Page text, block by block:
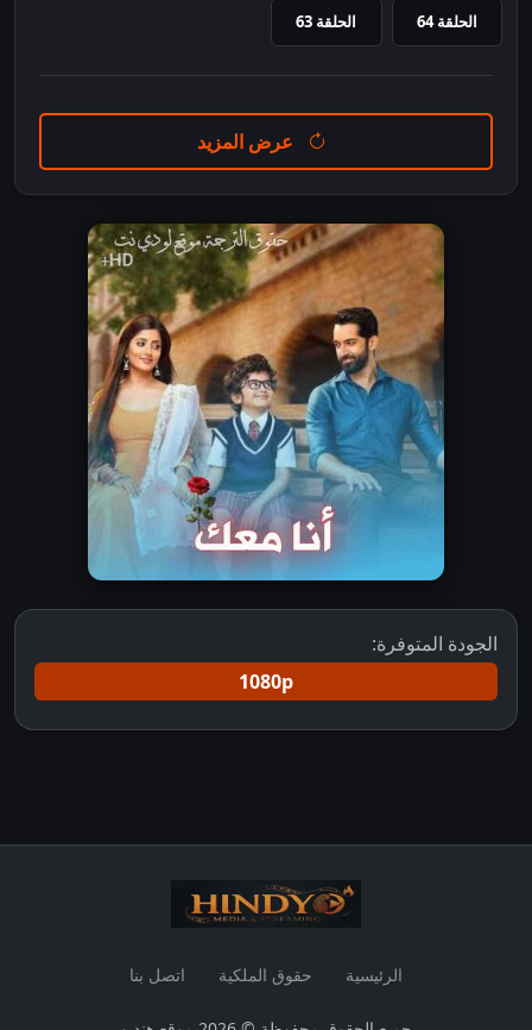
الحلقة 64 الحلقة 63
عرض المزيد
الجودة المتوفرة:
1080p
الرئيسية حقوق الملكية اتصل بنا